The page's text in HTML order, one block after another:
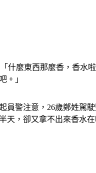
什麼東西那麼香，香水
。」
員警注意，26歲鄭姓駕
天，卻又拿不出來香水在